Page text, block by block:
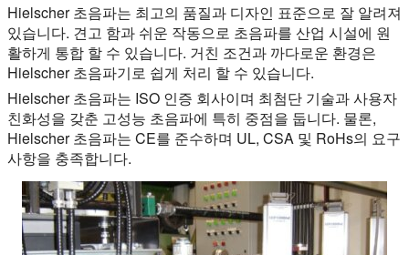
Hielscher 초음파는 최고의 품질과 디자인 표준으로 잘 알려져
있습니다. 견고 함과 쉬운 작동으로 초음파를 산업 시설에 원
활하게 통합 할 수 있습니다. 거친 조건과 까다로운 환경은
Hielscher 초음파기로 쉽게 처리 할 수 있습니다.
Hielscher 초음파는 ISO 인증 회사이며 최첨단 기술과 사용자
친화성을 갖춘 고성능 초음파에 특히 중점을 둡니다. 물론,
Hielscher 초음파는 CE를 준수하며 UL, CSA 및 RoHs의 요구
사항을 충족합니다.